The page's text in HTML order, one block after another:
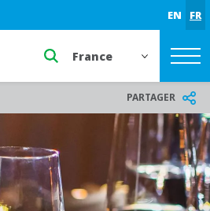
EN FR
Select a region or
PARTAGER